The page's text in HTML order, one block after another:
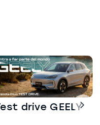
drive GEELY